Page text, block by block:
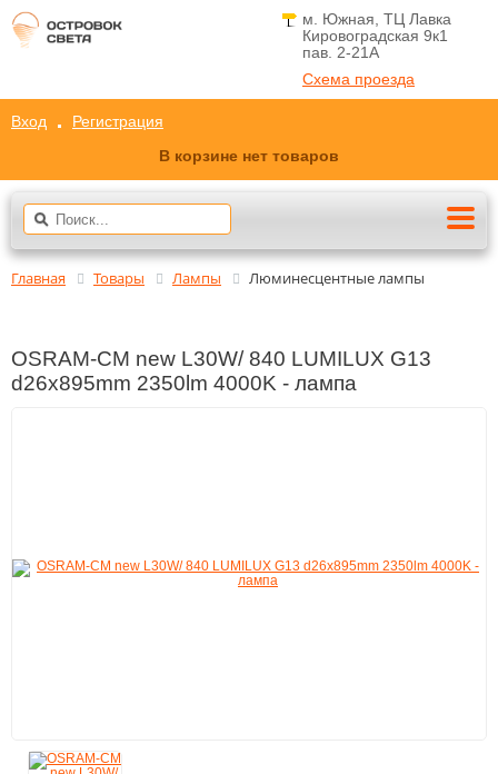
м. Южная, ТЦ Лавка
Кировоградская 9к1
пав. 2-21A
Схема проезда
Вход
Регистрация
В корзине нет товаров
Главная Товары Лампы Люминесцентные лампы
OSRAM-СМ new L30W/ 840 LUMILUX G13
d26x895mm 2350lm 4000K - лампа